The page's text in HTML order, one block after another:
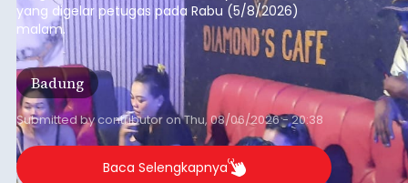
yang digelar petugas pada Rabu (5/8/2026)
malam.
Badung
Submitted bycontributoronThu, 08/06/2026 - 20:38
Baca Selengkapnya